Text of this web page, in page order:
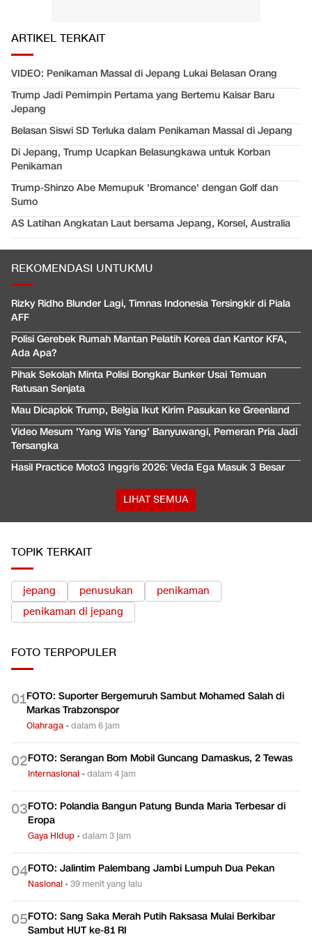
ARTIKEL TERKAIT
VIDEO: Penikaman Massal di Jepang Lukai Belasan Orang
Trump Jadi Pemimpin Pertama yang Bertemu Kaisar Baru
Jepang
Belasan Siswi SD Terluka dalam Penikaman Massal di Jepang
Di Jepang, Trump Ucapkan Belasungkawa untuk Korban
Penikaman
Trump-Shinzo Abe Memupuk 'Bromance' dengan Golf dan
Sumo
AS Latihan Angkatan Laut bersama Jepang, Korsel, Australia
REKOMENDASI UNTUKMU
Rizky Ridho Blunder Lagi, Timnas Indonesia Tersingkir di Piala
AFF
Polisi Gerebek Rumah Mantan Pelatih Korea dan Kantor KFA,
Ada Apa?
Pihak Sekolah Minta Polisi Bongkar Bunker Usai Temuan
Ratusan Senjata
Mau Dicaplok Trump, Belgia Ikut Kirim Pasukan ke Greenland
Video Mesum 'Yang Wis Yang' Banyuwangi, Pemeran Pria Jadi
Tersangka
Hasil Practice Moto3 Inggris 2026: Veda Ega Masuk 3 Besar
LIHAT SEMUA
TOPIK TERKAIT
jepang penusukan
penikaman
penikaman di jepang
FOTO TERPOPULER
01FOTO: Suporter Bergemuruh Sambut Mohamed Salah di
Markas Trabzonspor
Olahraga •dalam 6 jam
02FOTO: Serangan Bom Mobil Guncang Damaskus, 2 Tewas
Internasional •dalam 4 jam
03FOTO: Polandia Bangun Patung Bunda Maria Terbesar di
Eropa
Gaya Hidup •dalam 3 jam
04FOTO: Jalintim Palembang Jambi Lumpuh Dua Pekan
Nasional •39 menit yang lalu
05FOTO: Sang Saka Merah Putih Raksasa Mulai Berkibar
Sambut HUT ke-81 RI